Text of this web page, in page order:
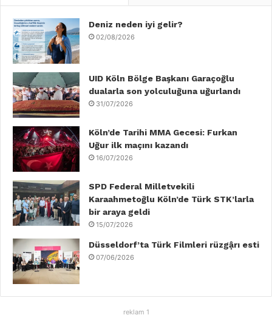
b
o
o
k
t
r
e
I
n
u
e
r
Deniz neden iyi gelir?
02/08/2026
UID Köln Bölge Başkanı Garaçoğlu
dualarla son yolculuğuna uğurlandı
31/07/2026
Köln’de Tarihi MMA Gecesi: Furkan
Uğur ilk maçını kazandı
16/07/2026
SPD Federal Milletvekili
Karaahmetoğlu Köln’de Türk STK’larla
bir araya geldi
15/07/2026
Düsseldorf’ta Türk Filmleri rüzgậrı esti
07/06/2026
reklam 1